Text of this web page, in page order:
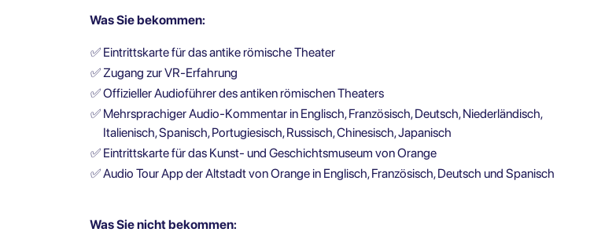
Was Sie bekommen:
✅ Eintrittskarte für das antike römische Theater
✅Zugang zur VR-Erfahrung
✅Offizieller Audioführer des antiken römischen Theaters
✅ Mehrsprachiger Audio-Kommentar in Englisch, Französisch, Deutsch, Niederländisch,
Italienisch, Spanisch, Portugiesisch, Russisch, Chinesisch, Japanisch
✅ Eintrittskarte für das Kunst- und Geschichtsmuseum von Orange
✅Audio Tour App der Altstadt von Orange in Englisch, Französisch, Deutsch und Spanisch
Was Sie nicht bekommen: